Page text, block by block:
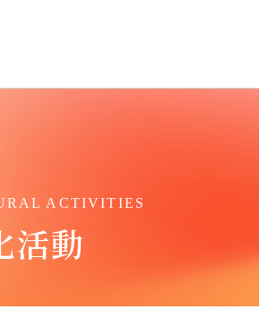
活動